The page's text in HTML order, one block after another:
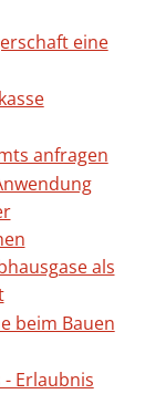
eine
anfragen
als
beim Bauen
Erlaubnis